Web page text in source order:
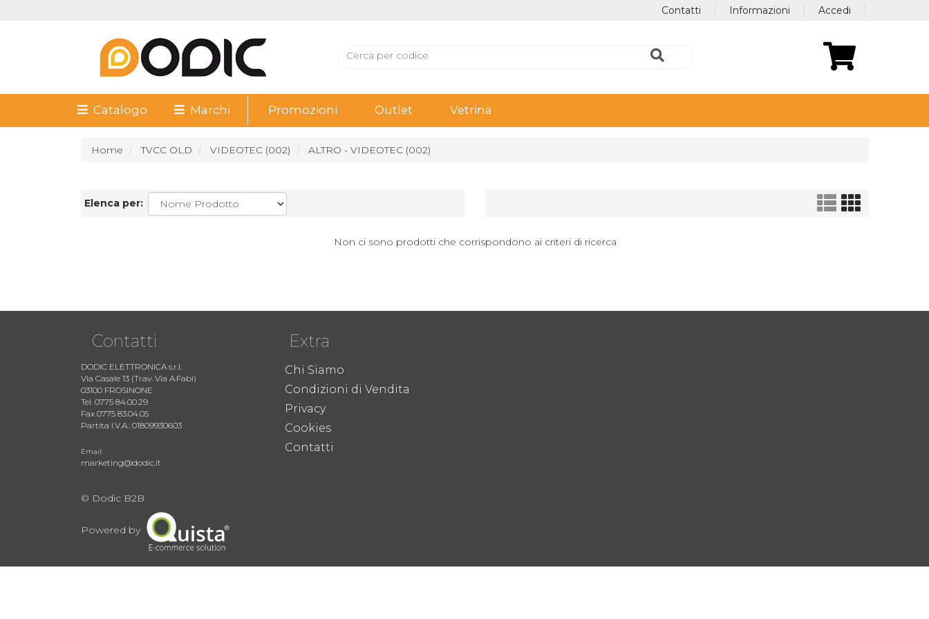
Accedi
Informazioni
Contatti
Catalogo Marchi Promozioni Outlet Vetrina
Home TVCC OLD VIDEOTEC (002) ALTRO - VIDEOTEC (002)
Elenca per:
Non ci sono prodotti che corrispondono ai criteri di ricerca
Contatti
DODIC ELETTRONICA s.r.l.
Via Casale 13 (Trav. Via A.Fabi)
03100 FROSINONE
Tel. 0775 84.00.29
Fax 0775 83.04.05
Partita I.V.A.: 01809930603
Email:
marketing@dodic.it
Extra
Chi Siamo
Condizioni di Vendita
Privacy
Cookies
Contatti
© Dodic B2B
Powered by